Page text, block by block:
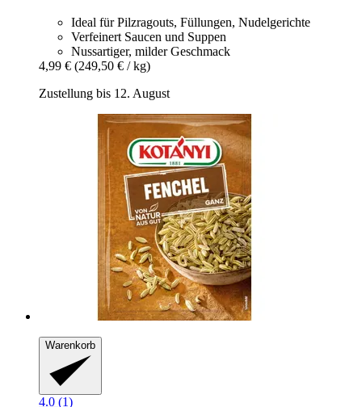
Ideal für Pilzragouts, Füllungen, Nudelgerichte
Verfeinert Saucen und Suppen
Nussartiger, milder Geschmack
4,99 € (249,50 € / kg)
Zustellung bis 12. August
Warenkorb
4.0 (1)